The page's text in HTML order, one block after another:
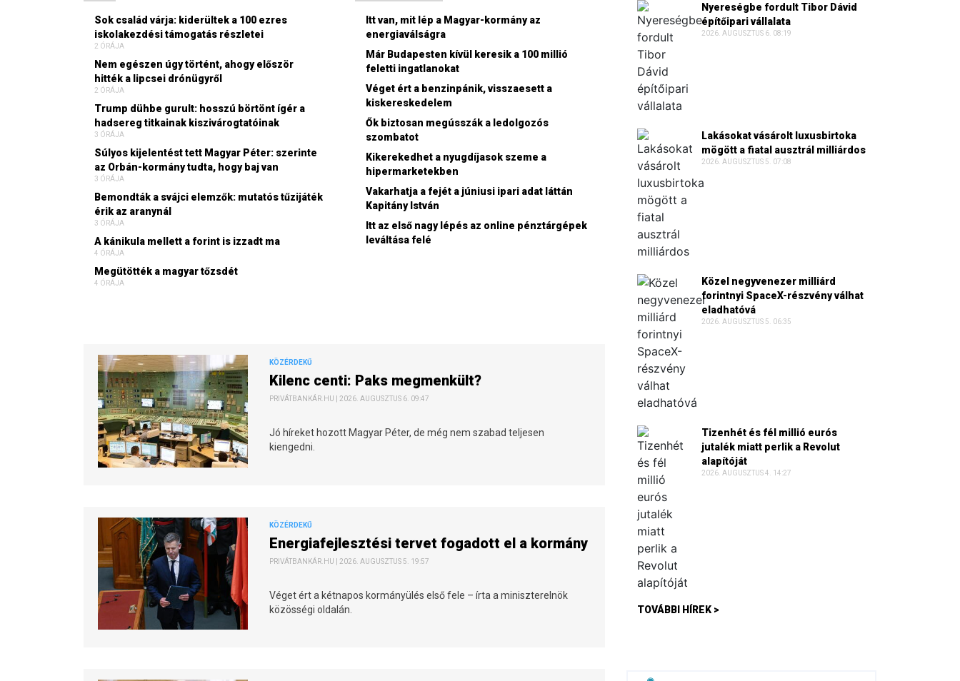
Sok család várja: kiderültek a 100 ezres
iskolakezdési támogatás részletei
2 ÓRÁJA
Nem egészen úgy történt, ahogy először
hitték a lipcsei drónügyről
2 ÓRÁJA
Trump dühbe gurult: hosszú börtönt ígér a
hadsereg titkainak kiszivárogtatóinak
3 ÓRÁJA
Súlyos kijelentést tett Magyar Péter: szerinte
az Orbán-kormány tudta, hogy baj van
3 ÓRÁJA
Bemondták a svájci elemzők: mutatós tűzijáték
érik az aranynál
3 ÓRÁJA
A kánikula mellett a forint is izzadt ma
4 ÓRÁJA
Megütötték a magyar tőzsdét
4 ÓRÁJA
Itt van, mit lép a Magyar-kormány az
energiaválságra
Már Budapesten kívül keresik a 100 millió
feletti ingatlanokat
Véget ért a benzinpánik, visszaesett a
kiskereskedelem
Ők biztosan megússzák a ledolgozós
szombatot
Kikerekedhet a nyugdíjasok szeme a
hipermarketekben
Vakarhatja a fejét a júniusi ipari adat láttán
Kapitány István
Itt az első nagy lépés az online pénztárgépek
leváltása felé
KÖZÉRDEKŰ
Kilenc centi: Paks megmenkült?
PRIVÁTBANKÁR.HU | 2026. AUGUSZTUS 6. 09:47
Jó híreket hozott Magyar Péter, de még nem szabad teljesen
kiengedni.
KÖZÉRDEKŰ
Energiafejlesztési tervet fogadott el a kormány
PRIVÁTBANKÁR.HU | 2026. AUGUSZTUS 5. 19:57
Véget ért a kétnapos kormányülés első fele – írta a miniszterelnök
közösségi oldalán.
Nyereségbe fordult Tibor Dávid
építőipari vállalata
2026. AUGUSZTUS 6. 08:19
Lakásokat vásárolt luxusbirtoka
mögött a fiatal ausztrál milliárdos
2026. AUGUSZTUS 5. 07:08
Közel negyvenezer milliárd
forintnyi SpaceX-részvény válhat
eladhatóvá
2026. AUGUSZTUS 5. 06:35
Tizenhét és fél millió eurós
jutalék miatt perlik a Revolut
alapítóját
2026. AUGUSZTUS 4. 14:27
TOVÁBBI HÍREK >